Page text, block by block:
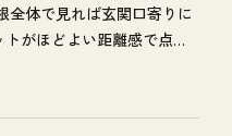
全体で見れば玄関口寄りに
がほどよい距離感で点在
きにもちょうどいい。 都
う、自然を全身で味わう